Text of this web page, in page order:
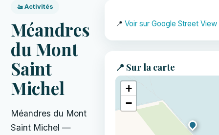
🚤 Activités
Méandres
du Mont
Saint
Michel
Méandres du Mont
Saint Michel —
📍 Voir sur Google Street View
📍 Sur la carte
+
−